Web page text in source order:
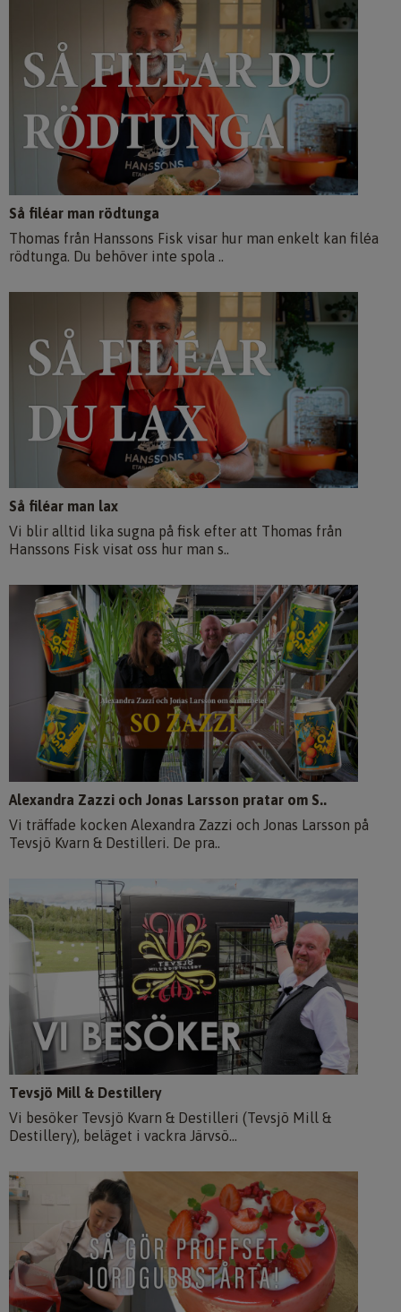
Så filéar man rödtunga
Thomas från Hanssons Fisk visar hur man enkelt kan filéa
rödtunga. Du behöver inte spola ..
Så filéar man lax
Vi blir alltid lika sugna på fisk efter att Thomas från
Hanssons Fisk visat oss hur man s..
Alexandra Zazzi och Jonas Larsson pratar om S..
Vi träffade kocken Alexandra Zazzi och Jonas Larsson på
Tevsjö Kvarn & Destilleri. De pra..
Tevsjö Mill & Destillery
Vi besöker Tevsjö Kvarn & Destilleri (Tevsjö Mill &
Destillery), beläget i vackra Järvsö...